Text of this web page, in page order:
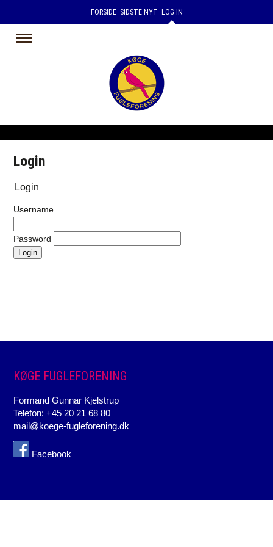
FORSIDE SIDSTE NYT LOG IN
Login
Login
Username
Password
Login
KØGE FUGLEFORENING
Formand Gunnar Kjelstrup
Telefon: +45 20 21 68 80
mail@koege-fugleforening.dk
Facebook